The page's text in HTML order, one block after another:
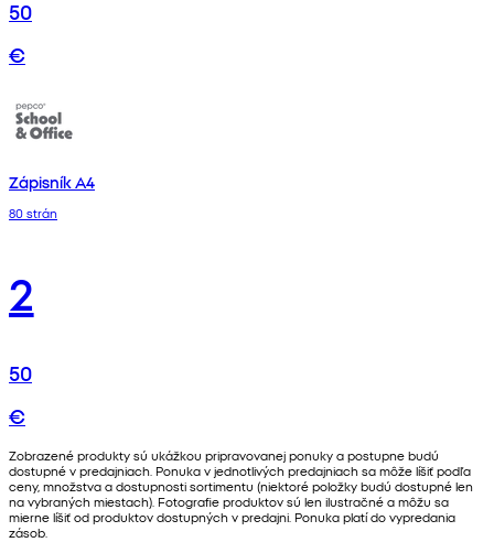
50
€
Zápisník A4
80 strán
2
50
€
Zobrazené produkty sú ukážkou pripravovanej ponuky a postupne budú
dostupné v predajniach. Ponuka v jednotlivých predajniach sa môže líšiť podľa
ceny, množstva a dostupnosti sortimentu (niektoré položky budú dostupné len
na vybraných miestach). Fotografie produktov sú len ilustračné a môžu sa
mierne líšiť od produktov dostupných v predajni. Ponuka platí do vypredania
zásob.